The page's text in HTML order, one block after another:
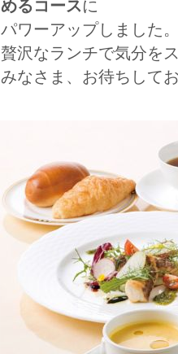
めるコースに
パワーアップしました。
贅沢なランチで気分を
みなさま、お待ちして